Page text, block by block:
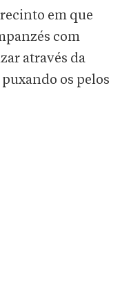
em que
com
através da
os pelos